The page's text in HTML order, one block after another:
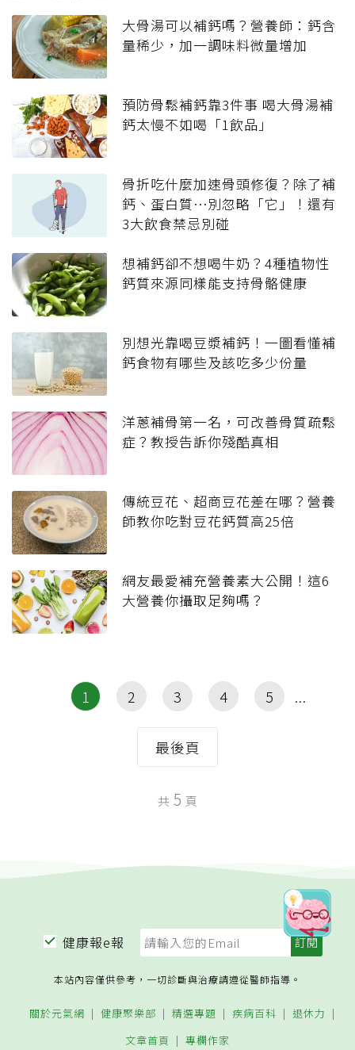
大骨湯可以補鈣嗎？營養師：鈣含
量稀少，加一調味料微量增加
預防骨鬆補鈣靠3件事 喝大骨湯補
鈣太慢不如喝「1飲品」
骨折吃什麼加速骨頭修復？除了補
鈣、蛋白質⋯別忽略「它」！還有
3大飲食禁忌別碰
想補鈣卻不想喝牛奶？4種植物性
鈣質來源同樣能支持骨骼健康
別想光靠喝豆漿補鈣！一圖看懂補
鈣食物有哪些及該吃多少份量
洋蔥補骨第一名，可改善骨質疏鬆
症？教授告訴你殘酷真相
傳統豆花、超商豆花差在哪？營養
師教你吃對豆花鈣質高25倍
網友最愛補充營養素大公開！這6
大營養你攝取足夠嗎？
1 2 3 4 5
最後頁
共 5 頁
健康報e報
本站內容僅供參考，一切診斷與治療請遵從醫師指導。
關於元氣網 健康聚樂部 精選專題 疾病百科
退休力
文章首頁
專欄作家